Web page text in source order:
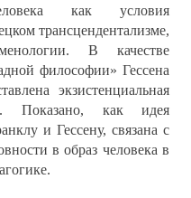
как условия
трансцендентализме,
В качестве
философии» Гессена
экзистенциальная
Показано, как идея
и Гессену, связана с
в образ человека в